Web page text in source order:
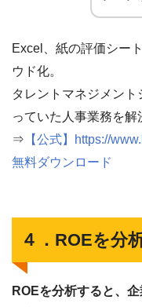
Excel、紙の評価シー
ウド化。
タレントマネジメン
っていた人事業務を解
⇒ 【公式】https://
無料ダウンロード
４．ROEを分
ROEを分析すると、